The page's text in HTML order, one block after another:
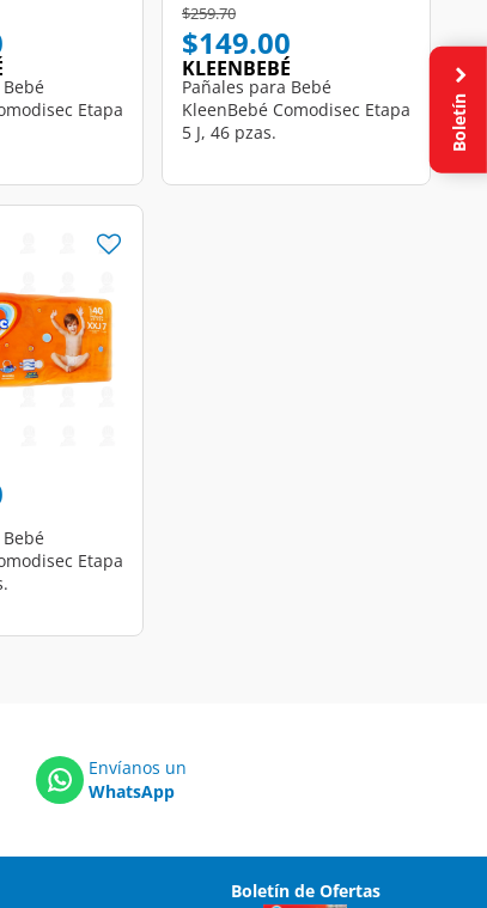
Etapa
Price reduced from
$259.70to
$149.00
KLEENBEBÉ
Pañales para Bebé
KleenBebé Comodisec Etapa
5 J, 46 pzas.
Etapa
Envíanos un
WhatsApp
Boletín de Ofertas
Boletín